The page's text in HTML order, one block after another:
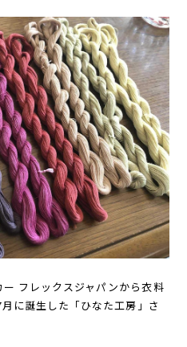
フレックスジャパンから衣料
に誕生した「ひなた工房」さ